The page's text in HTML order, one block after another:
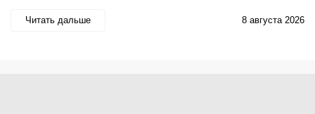
Читать дальше 8 августа 2026